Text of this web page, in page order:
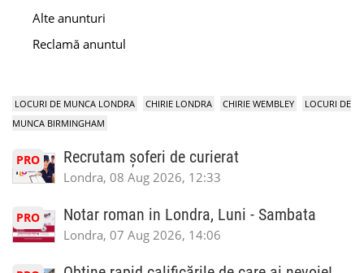
Alte anunturi
Reclamă anuntul
LOCURI DE MUNCA LONDRA CHIRIE LONDRA CHIRIE WEMBLEY
LOCURI DE
MUNCA BIRMINGHAM
PRO Recrutam șoferi de curierat
Londra, 08 Aug 2026, 12:33
PRO Notar roman in Londra, Luni - Sambata
Londra, 07 Aug 2026, 14:06